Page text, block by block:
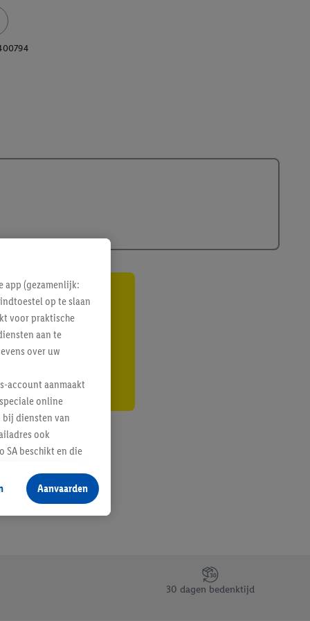
30 dagen bedenktijd
app (gezamenlijk:
op te slaan
voor praktische
aan te
over uw
account aanmaakt
online
diensten van
ook
SA beschikt en die
producten waarin
maar het
als er met behulp
Door op
informatie,
Aanvaarden